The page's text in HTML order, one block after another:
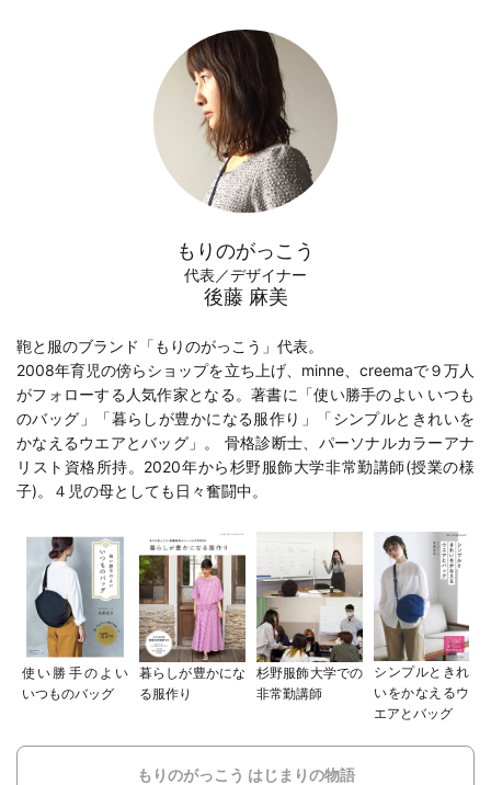
もりのがっこう
代表／デザイナー
後藤 麻美
鞄と服のブランド「もりのがっこう」代表。
2008年育児の傍らショップを立ち上げ、minne、creemaで９万人
がフォローする人気作家となる。著書に「使い勝手のよい いつも
のバッグ 」「暮らしが豊かになる服作り 」「シンプルときれいを
かなえるウエアとバッグ 」。 骨格診断士、パーソナルカラーアナ
リスト資格所持。2020年から杉野服飾大学非常勤講師(授業の様
子)。４児の母としても日々奮闘中。
使い勝手のよい
いつものバッグ
暮らしが豊かにな
る服作り
杉野服飾大学での
非常勤講師
シンプルときれ
いをかなえるウ
エアとバッグ
もりのがっこう はじまりの物語